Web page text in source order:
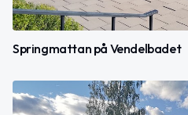
Springmattan på Vendelbadet